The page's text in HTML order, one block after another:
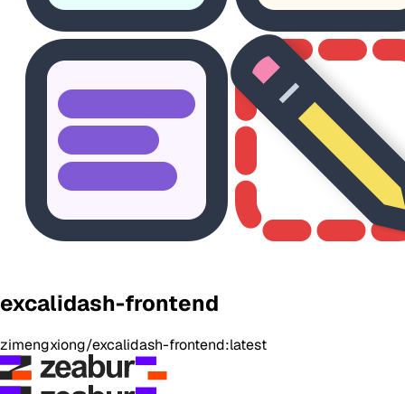
excalidash-frontend
zimengxiong/excalidash-frontend:latest